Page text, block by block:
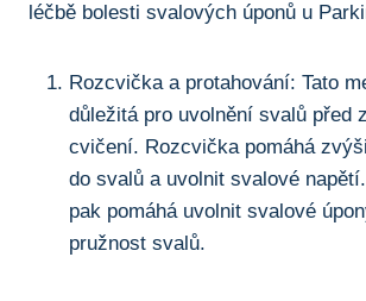
léčbě bolesti ‍svalových ​úponů u⁤
Rozcvička a protahování:‍ Tato
důležitá ‍pro uvolnění svalů před
cvičení. Rozcvička pomáhá
do svalů a uvolnit svalové
pak pomáhá uvolnit​ svalové
‌pružnost svalů.